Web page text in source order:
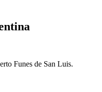
Funes de San Luis.